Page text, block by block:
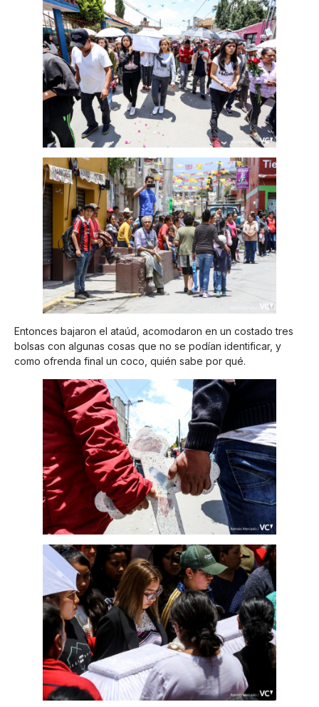
Entonces bajaron el ataúd, acomodaron en un costado tres
bolsas con algunas cosas que no se podían identificar, y
como ofrenda final un coco, quién sabe por qué.